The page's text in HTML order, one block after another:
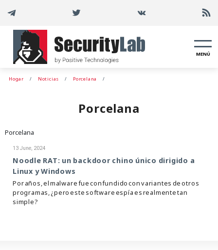
MENÚ
Hogar Noticias Porcelana
Porcelana
Porcelana
13 June, 2024
Noodle RAT: un backdoor chino único dirigido a
Linux y Windows
Por años, el malware fue confundido con variantes de otros
programas, ¿pero este software espía es realmente tan
simple?